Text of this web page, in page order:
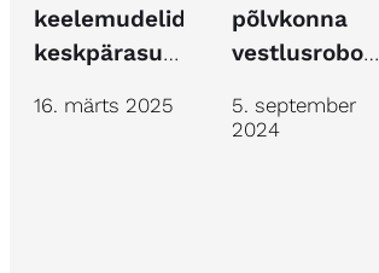
keelemudelid
keskpärasusest
16. märts 2025
põlvkonna
vestlusroboti
Tartu Ülikooli
5. september
2024